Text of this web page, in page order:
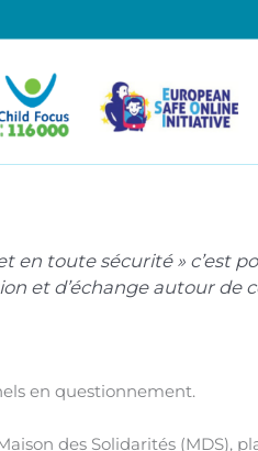
en toute sécurité » c’est
et d’échange autour de
en questionnement.
des Solidarités (MDS),